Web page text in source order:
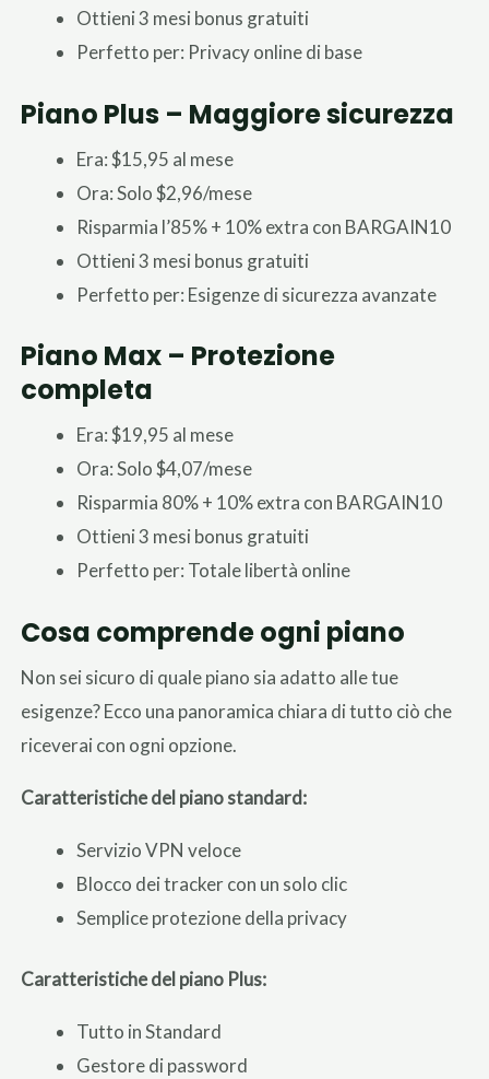
Ottieni 3 mesi bonus gratuiti
Perfetto per: Privacy online di base
Piano Plus – Maggiore sicurezza
Era: $15,95 al mese
Ora: Solo $2,96/mese
Risparmia l’85% + 10% extra con BARGAIN10
Ottieni 3 mesi bonus gratuiti
Perfetto per: Esigenze di sicurezza avanzate
Piano Max – Protezione
completa
Era: $19,95 al mese
Ora: Solo $4,07/mese
Risparmia 80% + 10% extra con BARGAIN10
Ottieni 3 mesi bonus gratuiti
Perfetto per: Totale libertà online
Cosa comprende ogni piano
Non sei sicuro di quale piano sia adatto alle tue
esigenze? Ecco una panoramica chiara di tutto ciò che
riceverai con ogni opzione.
Caratteristiche del piano standard:
Servizio VPN veloce
Blocco dei tracker con un solo clic
Semplice protezione della privacy
Caratteristiche del piano Plus:
Tutto in Standard
Gestore di password